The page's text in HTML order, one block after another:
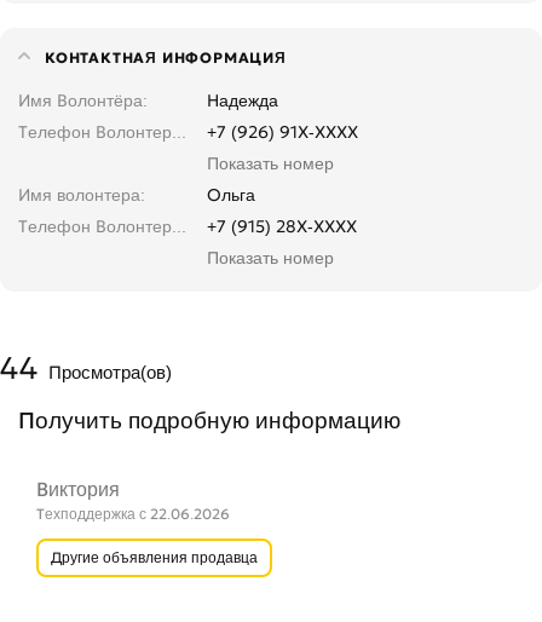
КОНТАКТНАЯ ИНФОРМАЦИЯ
Имя Волонтёра
Надежда
Телефон Волонтера. Введите, не копируйте
+7 (926) 91X-XXXX
Показать номер
Имя волонтера
Ольга
Телефон Волонтера. Введите, не копируйте
+7 (915) 28X-XXXX
Показать номер
44 Просмотра(ов)
Получить подробную информацию
Виктория
Техподдержка с 22.06.2026
Другие объявления продавца